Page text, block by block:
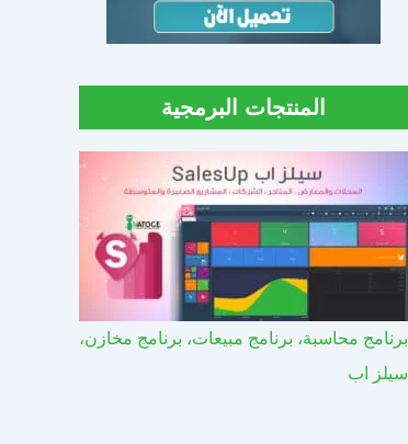
المنتجات البرمجية
برنامج محاسبة، برنامج مبيعات، برنامج مخازن،
سيلز اب